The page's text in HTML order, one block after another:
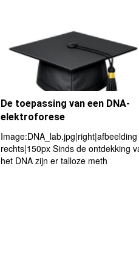
De toepassing van een DNA-
elektroforese
Image:DNA_lab.jpg|right|afbeelding
rechts|150px Sinds de ontdekking
het DNA zijn er talloze meth